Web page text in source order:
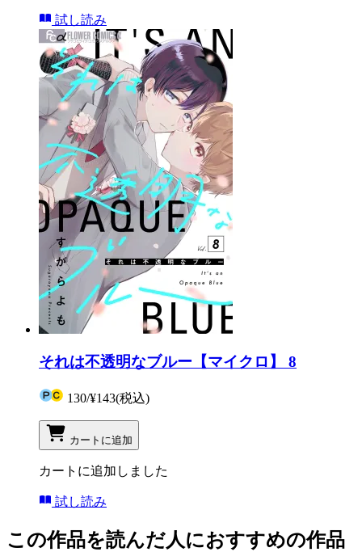
試し読み
それは不透明なブルー【マイクロ】 8
130/¥143(税込)
カートに追加
カートに追加しました
試し読み
この作品を読んだ人におすすめの作品